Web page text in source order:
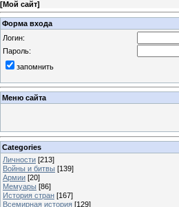
[Мой сайт]
Форма входа
Логин:
Пароль:
запомнить
Меню сайта
Categories
Личности [213]
Войны и битвы [139]
Армии [20]
Мемуары [86]
История стран [167]
Всемирная история [129]